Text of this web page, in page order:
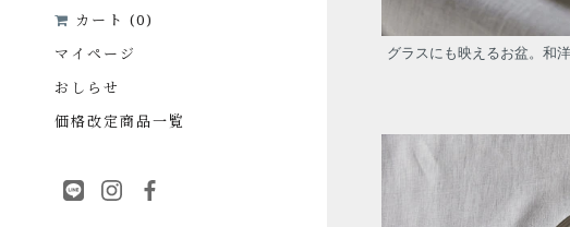
カート (0)
マイページ
おしらせ
価格改定商品一覧
グラスにも映えるお盆。和